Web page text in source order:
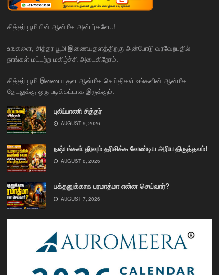
சித்தர் பூமியின் ஆன்மீக அன்பர்களே..!
உங்களை, சித்தர் பூமி இணையதளத்திற்கு அன்போடு வரவேற்பதில்
நாங்கள் மட்டற்ற மகிழ்ச்சி அடைகிறோம்.
சித்தர் பூமி இணைய தள ஆன்மீக செய்திகள் உங்களின் ஆன்மீக
தேடலுக்கு ஒரு படிக்கட்டாக இருக்கும்.
புலிப்பாணி சித்தர்
AUGUST 9, 2026
நஷ்டங்கள் தீரவும் தரிசிக்க வேண்டிய அரிய திருத்தலம்!
AUGUST 8, 2026
பக்தனுக்காக பரமாத்மா என்ன செய்வார்?
AUGUST 7, 2026